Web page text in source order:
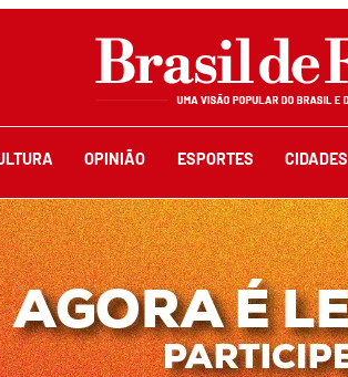
OPINIÃO ESPORTES CIDADES